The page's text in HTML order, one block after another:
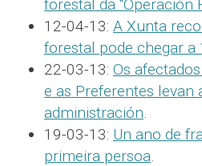
forestal da “Operación
12-04-13: A Xunta
forestal pode chegar a
22-03-13: Os
e as Preferentes levan
administración
19-03-13: Un ano de
primeira persoa